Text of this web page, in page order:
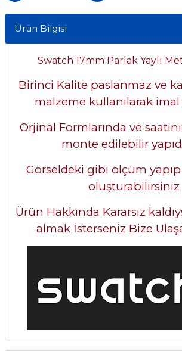
Ürün Bilgisi
Swatch 17mm Parlak Yaylı
Birinci Kalite paslanmaz ve
malzeme kullanılarak
Orjinal Formlarında ve
monte edilebilir
Görseldeki gibi ölçüm
oluşturabilirsiniz
Ürün Hakkında Kararsız
almak İsterseniz Bize